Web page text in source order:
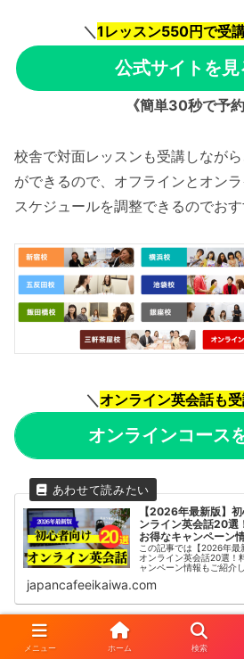
＼ 1レッスン550円で受
公式サイトを見
《簡単30秒で予約
校舎で対面レッスンも受講しなが
ができるので、オフラインとオン
スケジュールを調整できるのでおす
＼ オンライン英会話も
オンラインコース
【2026年最新版】
ンライン英会話20選
お得なキャンペーン
この記事では【2026年
オンライン英会話20選！
ャンペーン情報もご紹介
学習ができるサービスです
japancafeeikaiwa.com
1000Bean
メニュー ホーム 検索